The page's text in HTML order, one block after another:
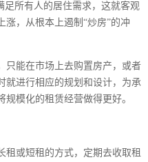
足所有人的居住需求，这就客观
涨，从根本上遏制“炒房”的冲
只能在市场上去购置房产，或者
就进行相应的规划和设计，为承
模化的租赁经营做得更好。
或短租的方式，定期去收取租